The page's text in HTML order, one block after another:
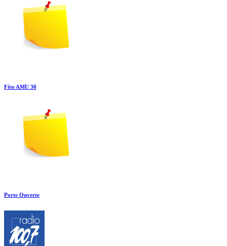
Fête AMU 30
Porte Ouverte